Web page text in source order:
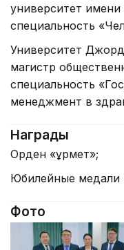
университет
специальность
Университет
магистр
специальность
менеджмент в
Награды
Орден «Құрмет»;
Юбилейные медали
Фото